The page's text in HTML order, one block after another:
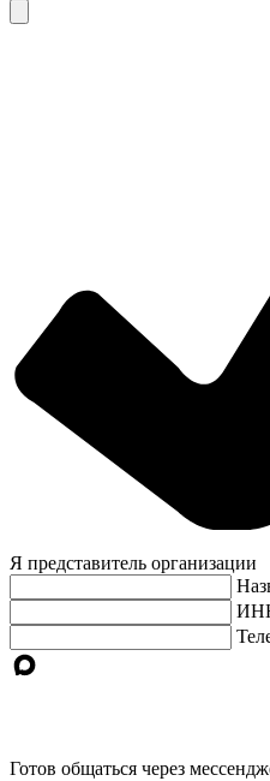
Я представитель организации
Готов общаться через